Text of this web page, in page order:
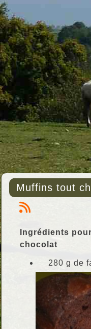
Muffins tout
Ingrédients
chocolat
280 g de